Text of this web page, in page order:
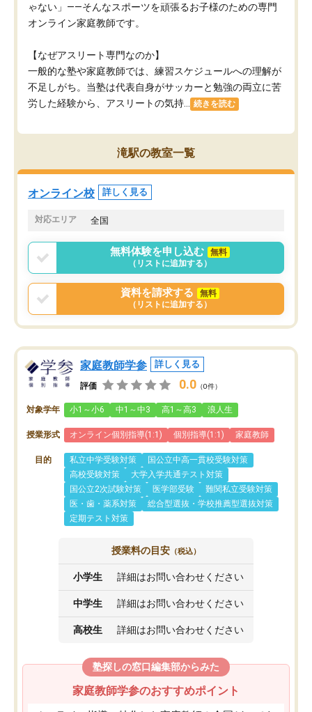
ゃない」——そんなスポーツを頑張るお子様のための専門
オンライン家庭教師です。
【なぜアスリート専門なのか】
一般的な塾や家庭教師では、練習スケジュールへの理解が
不足しがち。当塾は代表自身がサッカーと勉強の両立に苦
労した経験から、アスリートの気持...
続きを読む
滝駅の教室一覧
オンライン校 詳しく見る
対応エリア 全国
無料体験を申し込む
無料
（リストに追加する）
資料を請求する
無料
（リストに追加する）
家庭教師学参 詳しく見る
評価 0.0 （0件）
対象学年 小1～小6 中1～中3 高1～高3 浪人生
授業形式 オンライン個別指導(1:1) 個別指導(1:1) 家庭教師
目的 私立中学受験対策
国公立中高一貫校受験対策
高校受験対策
大学入学共通テスト対策
国公立2次試験対策
医学部受験
難関私立受験対策
医・歯・薬系対策
総合型選抜・学校推薦型選抜対策
定期テスト対策
授業料の目安 （税込）
小学生 詳細はお問い合わせください
中学生 詳細はお問い合わせください
高校生 詳細はお問い合わせください
塾探しの窓口編集部からみた
家庭教師学参のおすすめポイント